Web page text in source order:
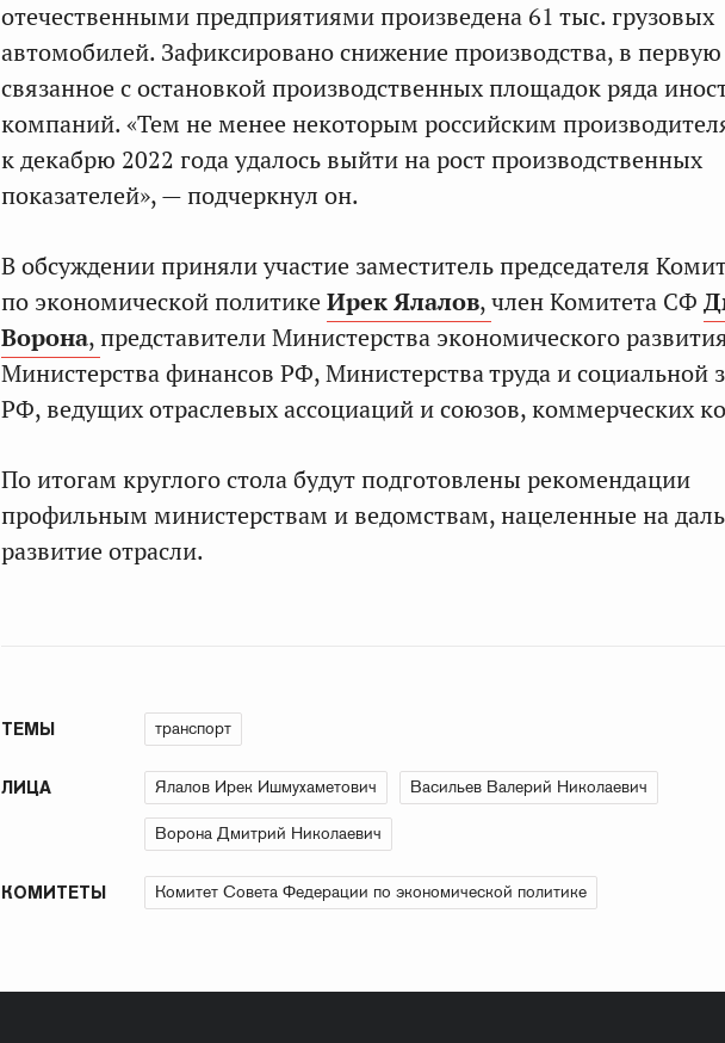
отечественными предприятиями произведена 61 тыс. грузовых
автомобилей. Зафиксировано снижение производства, в первую
связанное с остановкой производственных площадок ряда
компаний. «Тем не менее некоторым российским
к декабрю 2022 года удалось выйти на рост производственных
показателей», — подчеркнул он.
В обсуждении приняли участие заместитель председателя
по экономической политике Ирек Ялалов,член Комитета СФ
Ворона,представители Министерства экономического
Министерства финансов РФ, Министерства труда и социальной
РФ, ведущих отраслевых ассоциаций и союзов, коммерческих
По итогам круглого стола будут подготовлены рекомендации
профильным министерствам и ведомствам, нацеленные на
развитие отрасли.
ТЕМЫ транспорт
ЛИЦА Ялалов Ирек Ишмухаметович Васильев Валерий Николаевич
Ворона Дмитрий Николаевич
КОМИТЕТЫ Комитет Совета Федерации по экономической политике